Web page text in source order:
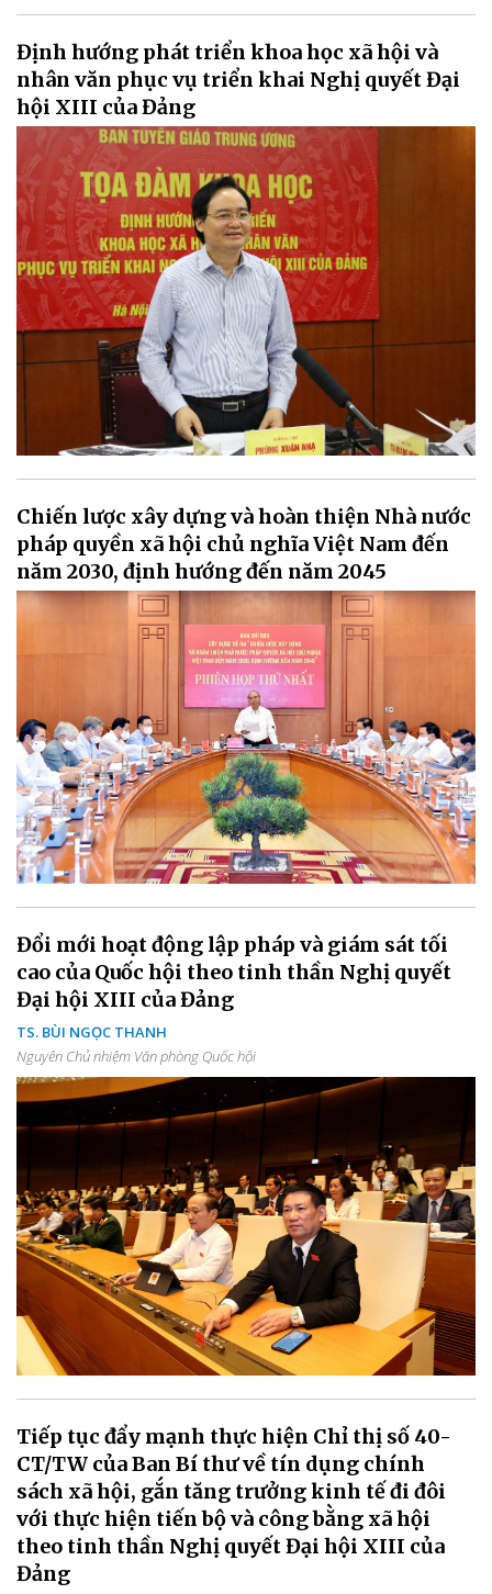
Định hướng phát triển khoa học xã hội và
nhân văn phục vụ triển khai Nghị quyết Đại
hội XIII của Đảng
Chiến lược xây dựng và hoàn thiện Nhà nước
pháp quyền xã hội chủ nghĩa Việt Nam đến
năm 2030, định hướng đến năm 2045
Đổi mới hoạt động lập pháp và giám sát tối
cao của Quốc hội theo tinh thần Nghị quyết
Đại hội XIII của Đảng
TS. BÙI NGỌC THANH
Nguyên Chủ nhiệm Văn phòng Quốc hội
Tiếp tục đẩy mạnh thực hiện Chỉ thị số 40-
CT/TW của Ban Bí thư về tín dụng chính
sách xã hội, gắn tăng trưởng kinh tế đi đôi
với thực hiện tiến bộ và công bằng xã hội
theo tinh thần Nghị quyết Đại hội XIII của
Đảng